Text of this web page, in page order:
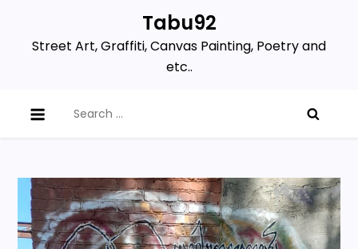
content
Tabu92
Street Art, Graffiti, Canvas Painting, Poetry and
etc..
for: